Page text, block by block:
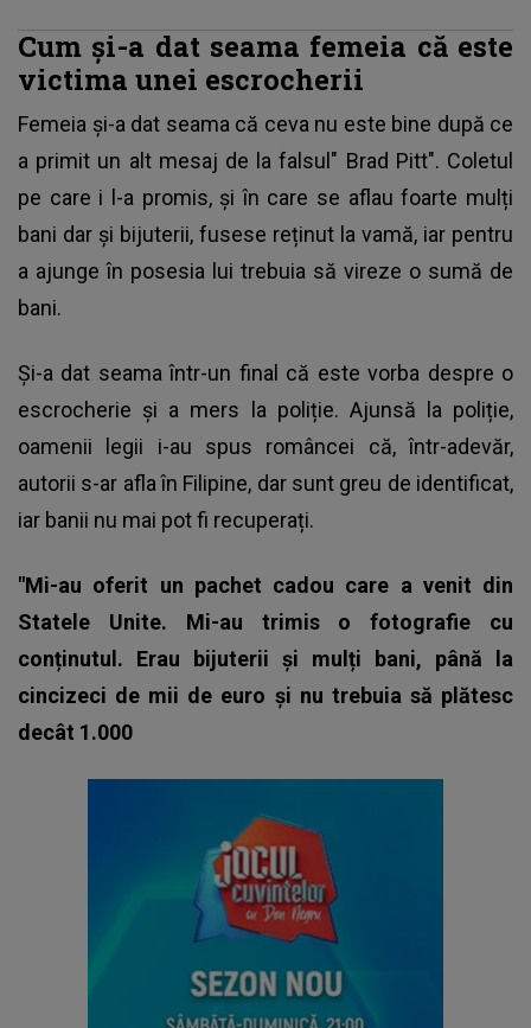
Cum și-a dat seama femeia că este
victima unei escrocherii
Femeia și-a dat seama că ceva nu este bine după ce
a primit un alt mesaj de la falsul" Brad Pitt". Coletul
pe care i l-a promis, și în care se aflau foarte mulți
bani dar și bijuterii, fusese reținut la vamă, iar pentru
a ajunge în posesia lui trebuia să vireze o sumă de
bani.
Și-a dat seama într-un final că este vorba despre o
escrocherie și a mers la poliție. Ajunsă la poliție,
oamenii legii i-au spus româncei că, într-adevăr,
autorii s-ar afla în Filipine, dar sunt greu de identificat,
iar banii nu mai pot fi recuperați.
"Mi-au oferit un pachet cadou care a venit din
Statele Unite. Mi-au trimis o fotografie cu
conținutul. Erau bijuterii și mulți bani, până la
cincizeci de mii de euro și nu trebuia să plătesc
decât 1.000